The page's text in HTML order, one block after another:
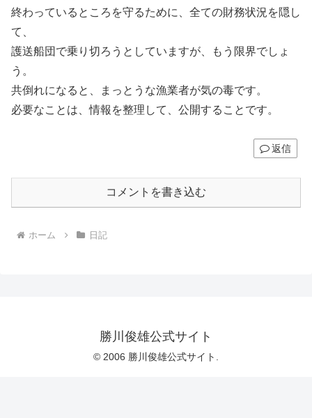
終わっているところを守るために、全ての財務状況を隠し
て、
護送船団で乗り切ろうとしていますが、もう限界でしょ
う。
共倒れになると、まっとうな漁業者が気の毒です。
必要なことは、情報を整理して、公開することです。
返信
コメントを書き込む
ホーム 日記
勝川俊雄公式サイト
© 2006 勝川俊雄公式サイト.